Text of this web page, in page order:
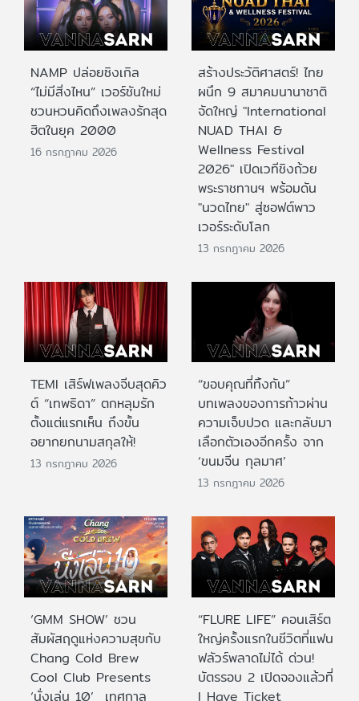
NAMP ปล่อยซิงเกิล
“ไม่มีสิ่งไหน” เวอร์ชันใหม่
ชวนหวนคิดถึงเพลงรักสุด
ฮิตในยุค 2000
16 กรกฎาคม 2026
สร้างประวัติศาสตร์! ไทย
ผนึก 9 สมาคมนานาชาติ
จัดใหญ่ "International
NUAD THAI &
Wellness Festival
2026" เปิดเวทีชิงถ้วย
พระราชทานฯ พร้อมดัน
"นวดไทย" สู่ซอฟต์พาว
เวอร์ระดับโลก
13 กรกฎาคม 2026
TEMI เสิร์ฟเพลงจีบสุดคิว
ต์ “เทพธิดา” ตกหลุมรัก
ตั้งแต่แรกเห็น ถึงขั้น
อยากยกนามสกุลให้!
13 กรกฎาคม 2026
“ขอบคุณที่ทิ้งกัน”
บทเพลงของการก้าวผ่าน
ความเจ็บปวด และกลับมา
เลือกตัวเองอีกครั้ง จาก
‘ขนมจีน กุลมาศ’
13 กรกฎาคม 2026
‘GMM SHOW’ ชวน
สัมผัสฤดูแห่งความสุขกับ
Chang Cold Brew
Cool Club Presents
‘นั่งเล่น 10’ เทศกาล
“FLURE LIFE” คอนเสิร์ต
ใหญ่ครั้งแรกในชีวิตที่แฟน
ฟลัวร์พลาดไม่ได้ ด่วน!
บัตรรอบ 2 เปิดจองแล้วที่
I Have Ticket